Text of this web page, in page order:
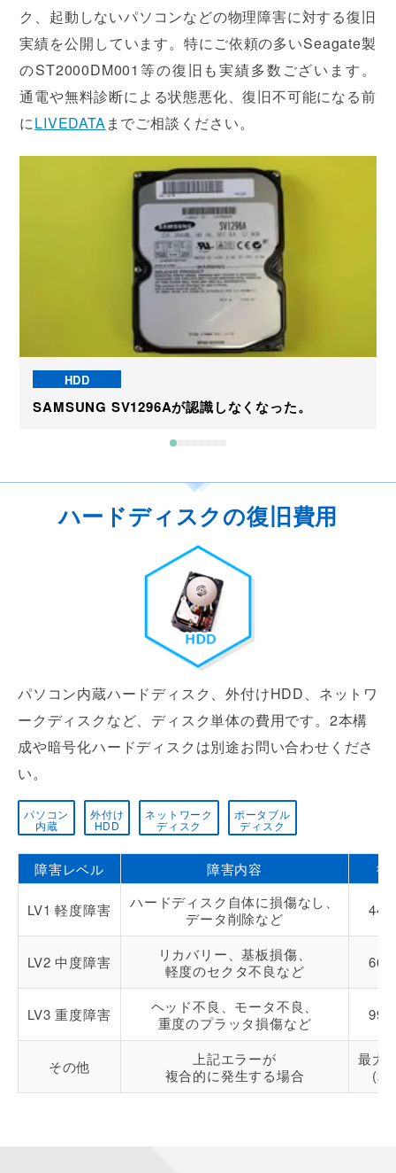
ク、起動しないパソコンなどの物理障害に対する復旧
実績を公開しています。特にご依頼の多いSeagate製
のST2000DM001等の復旧も実績多数ございます。
通電や無料診断による状態悪化、復旧不可能になる前
にLIVEDATAまでご相談ください。
HDD
SAMSUNG SV1296Aが認識しなくなった。
ハードディスクの復旧費用
パソコン内蔵ハードディスク、外付けHDD、ネットワ
ークディスクなど、ディスク単体の費用です。2本構
成や暗号化ハードディスクは別途お問い合わせくださ
い。
パソコン
内蔵
外付け
HDD
ネットワーク
ディスク
ポータブル
ディスク
障害レベル 障害内容 復
LV1 軽度障害
ハードディスク自体に損傷なし、
データ削除など
LV2 中度障害
リカバリー、基板損傷、
軽度のセクタ不良など
LV3 重度障害
ヘッド不良、モータ不良、
重度のプラッタ損傷など
その他
上記エラーが
複合的に発生する場合
最大